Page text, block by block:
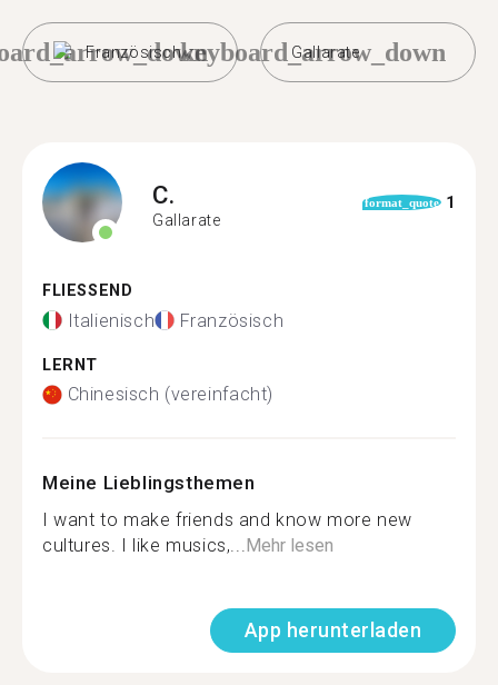
Französisch Gallarate
keyboard_arrow_down
C.
Gallarate
format_quote 1
FLIESSEND
Italienisch Französisch
LERNT
Chinesisch (vereinfacht)
Meine Lieblingsthemen
I want to make friends and know more new
cultures. I like musics,...Mehr lesen
App herunterladen